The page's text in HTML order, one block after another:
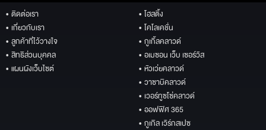
• ติดต่อเรา
• เกี่ยวกับเรา
• ลูกค้าที่ไว้วางใจ
• สิทธิส่วนบุคคล
• แผนผังเว็บไซต์
• โฮสติ้ง
• โคโลเคชั่น
• กูเกิ้ลคลาวด์
• อเมซอน เว็บ เซอร์วิส
• หัวเว่ยคลาวด์
• วาซาบิคลาวด์
• เวอร์ทูซโซ่คลาวด์
• ออฟฟิศ 365
• กูเกิล เวิร์กสเปซ